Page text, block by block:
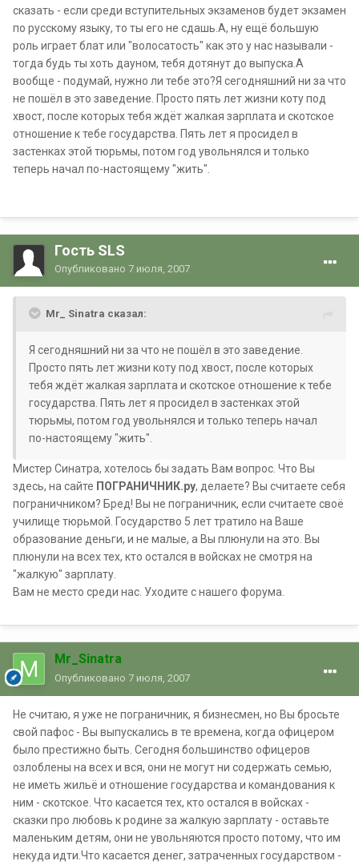
сказать - если среди вступительных экзаменов будет экзамен
по русскому языку, то ты его не сдашь.А, ну ещё большую
роль играет блат или "волосатость" как это у нас называли -
тогда будь ты хоть дауном, тебя дотянут до выпуска.А
вообще - подумай, нужно ли тебе это?Я сегодняшний ни за что
не пошёл в это заведение. Просто пять лет жизни коту под
хвост, после которых тебя ждёт жалкая зарплата и скотское
отношение к тебе государства. Пять лет я просидел в
застенках этой тюрьмы, потом год увольнялся и только
теперь начал по-настоящему "жить".
Гость SLS
Опубликовано 7 июля, 2007
Mr_ Sinatra сказал:
Я сегодняшний ни за что не пошёл в это заведение.
Просто пять лет жизни коту под хвост, после которых
тебя ждёт жалкая зарплата и скотское отношение к тебе
государства. Пять лет я просидел в застенках этой
тюрьмы, потом год увольнялся и только теперь начал
по-настоящему "жить".
Мистер Синатра, хотелось бы задать Вам вопрос. Что Вы
здесь, на сайте ПОГРАНИЧНИК.ру, делаете? Вы считаете себя
пограничником? Бред! Вы не пограничник, если считаете своё
училище тюрьмой. Государство 5 лет тратило на Ваше
образование деньги, и не малые, а Вы плюнули на это. Вы
плюнули на всех тех, кто остался в войсках не смотря на
"жалкую" зарплату.
Вам не место среди нас. Уходите с нашего форума.
Mr_Sinatra
Опубликовано 7 июля, 2007
Не считаю, я уже не пограничник, я бизнесмен, но Вы бросьте
свой пафос - Вы выпускались в те времена, когда офицером
было престижно быть. Сегодня большинство офицеров
озлоблены на всех и вся, они не могут ни содержать семью,
не иметь жильё и отношение государства и командования к
ним - скотское. Что касается тех, кто остался в войсках -
сказки про любовь к родине за жалкую зарплату - оставьте
маленьким детям, они не увольняются просто потому, что им
некуда идти.Что касается денег, затраченных государством -